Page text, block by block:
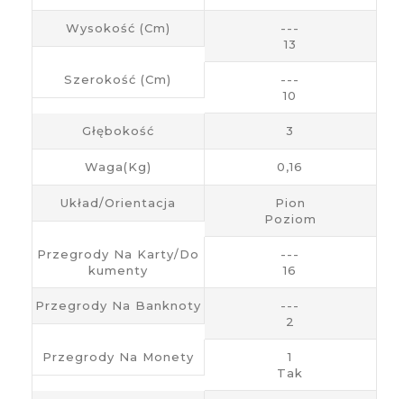
Wysokość (cm)
---
13
Szerokość (cm)
---
10
Głębokość 3
Waga(kg) 0,16
Układ/Orientacja
Pion
Poziom
Przegrody Na Karty/do
Kumenty
---
16
Przegrody Na Banknoty
---
2
Przegrody Na Monety
1
Tak